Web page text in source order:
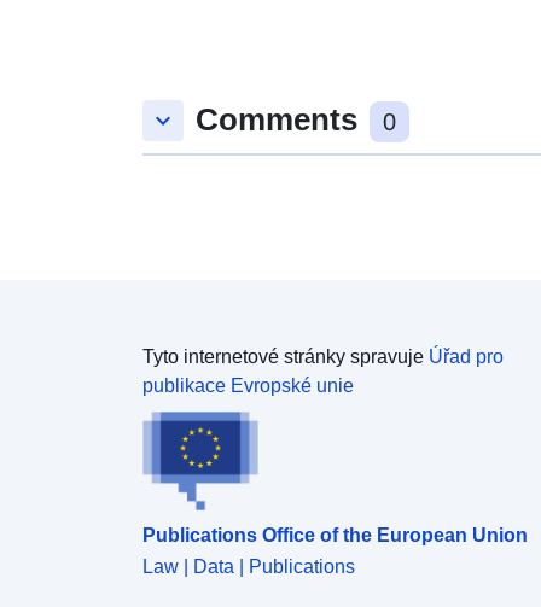
keyboard_arrow_down Comments 0
Tyto internetové stránky spravuje Úřad pro
publikace Evropské unie
Publications Office of the European Union
Law | Data | Publications